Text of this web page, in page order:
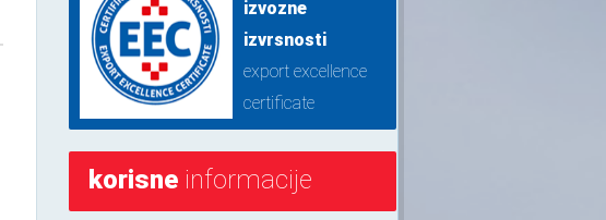
izvozne
izvrsnosti
export excellence
certificate
korisne informacije